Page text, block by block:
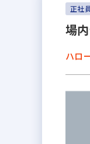
正社
場
ハロ